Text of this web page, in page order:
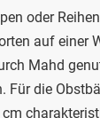
oder
auf einer
Mahd
Für die